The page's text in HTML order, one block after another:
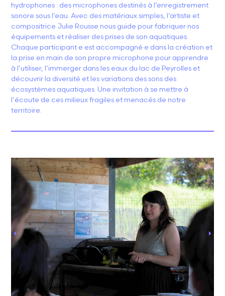
hydrophones : des microphones destinés à l’enregistrement
sonore sous l’eau. Avec des matériaux simples, l’artiste et
compositrice Julie Rousse nous guide pour fabriquer nos
équipements et réaliser des prises de son aquatiques.
Chaque participant·e est accompagné·e dans la création et
la prise en main de son propre microphone pour apprendre
à l’utiliser, l’immerger dans les eaux du lac de Peyrolles et
découvrir la diversité et les variations des sons des
écosystèmes aquatiques. Une invitation à se mettre à
l’écoute de ces milieux fragiles et menacés de notre
territoire.